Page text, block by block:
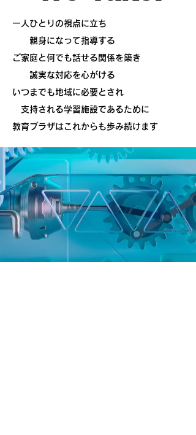
一人ひとりの視点に立ち
親身になって指導する
ご家庭と何でも話せる関係を築き​​
誠実な対応を心がける
いつまでも地域に必要とされ
支持される​学習施設であるために
教育プラザはこれからも歩み続けます